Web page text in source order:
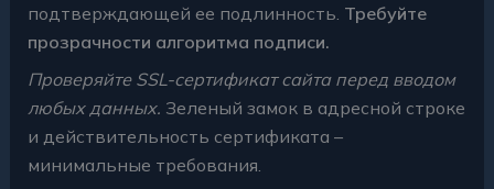
подтверждающей ее подлинность. Требуйте
прозрачности алгоритма подписи.
Проверяйте SSL-сертификат сайта перед вводом
любых данных. Зеленый замок в адресной строке
и действительность сертификата –
минимальные требования.